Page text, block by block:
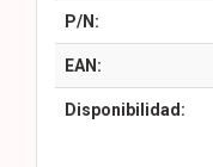
P/N:
EAN:
Disponibilidad: